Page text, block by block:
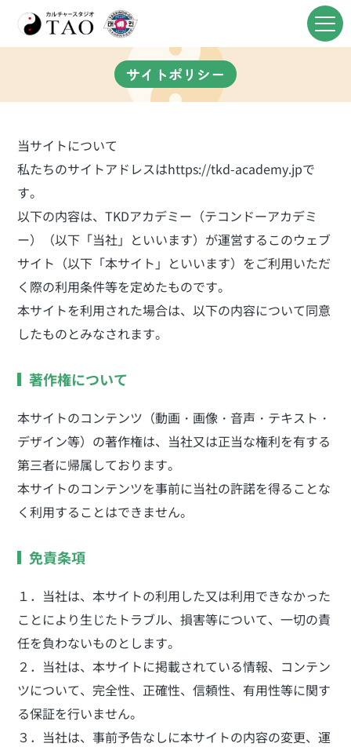
サイトポリシー
当サイトについて
私たちのサイトアドレスはhttps://tkd-academy.jpで
す。
以下の内容は、TKDアカデミー（テコンドーアカデミ
ー）（以下「当社」といいます）が運営するこのウェブ
サイト（以下「本サイト」といいます）をご利用いただ
く際の利用条件等を定めたものです。
本サイトを利用された場合は、以下の内容について同意
したものとみなされます。
著作権について
本サイトのコンテンツ（動画・画像・音声・テキスト・
デザイン等）の著作権は、当社又は正当な権利を有する
第三者に帰属しております。
本サイトのコンテンツを事前に当社の許諾を得ることな
く利用することはできません。
免責条項
１．当社は、本サイトの利用した又は利用できなかった
ことにより生じたトラブル、損害等について、一切の責
任を負わないものとします。
２．当社は、本サイトに掲載されている情報、コンテン
ツについて、完全性、正確性、信頼性、有用性等に関す
る保証を行いません。
３．当社は、事前予告なしに本サイトの内容の変更、運